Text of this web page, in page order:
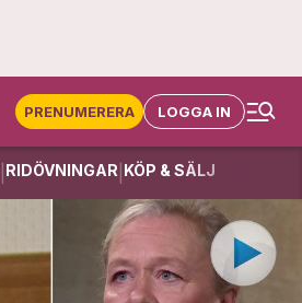
PRENUMERERA LOGGA IN
RIDÖVNINGAR KÖP & SÄLJ